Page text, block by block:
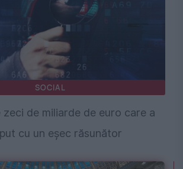
SOCIAL
zeci de miliarde de euro care a
cu un eșec răsunător